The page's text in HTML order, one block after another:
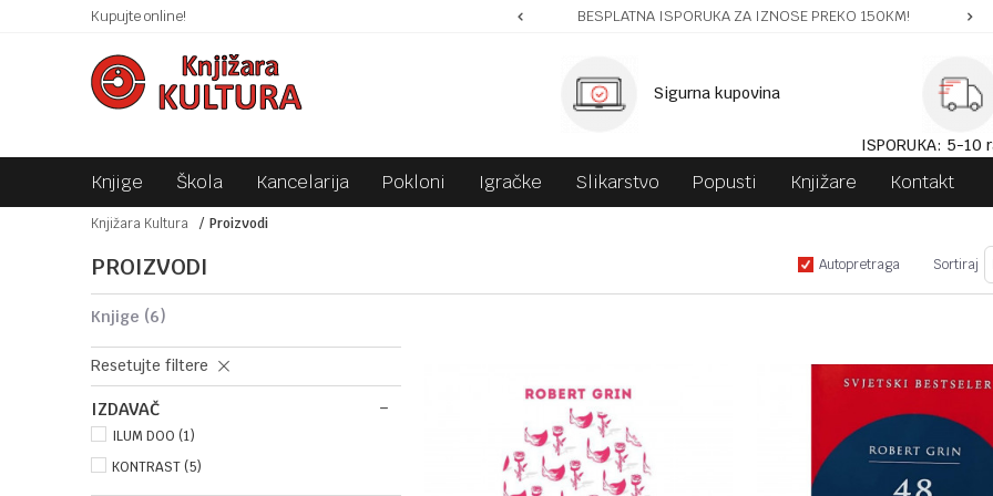
Kupujte online!
SIGURNO PLAĆANJE PLATNIM KARTICAMA! BESPLATNA ISPORUKA ZA IZNOSE PREKO 150KM!
Sigurna kupovina
ISPORUKA: 5-10
Knjige Škola Kancelarija Pokloni Igračke Slikarstvo Popusti Knjižare Kontakt
Knjižara Kultura Proizvodi
PROIZVODI Autopretraga Sortiraj
knjige (6)
Resetujte filtere
IZDAVAČ
ILUM DOO (1)
KONTRAST (5)